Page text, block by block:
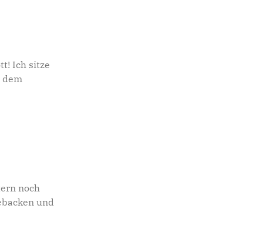
Ich sitze
noch
und